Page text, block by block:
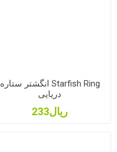
Starfish Ring انگشتر ستاره
دریایی
ریال233